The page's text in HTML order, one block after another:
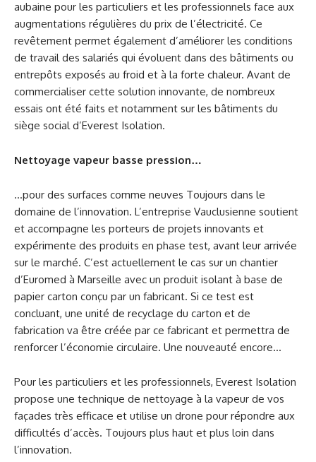
aubaine pour les particuliers et les professionnels face aux
augmentations régulières du prix de l’électricité. Ce
revêtement permet également d’améliorer les conditions
de travail des salariés qui évoluent dans des bâtiments ou
entrepôts exposés au froid et à la forte chaleur. Avant de
commercialiser cette solution innovante, de nombreux
essais ont été faits et notamment sur les bâtiments du
siège social d’Everest Isolation.
Nettoyage vapeur basse pression…
…pour des surfaces comme neuves Toujours dans le
domaine de l’innovation. L’entreprise Vauclusienne soutient
et accompagne les porteurs de projets innovants et
expérimente des produits en phase test, avant leur arrivée
sur le marché. C’est actuellement le cas sur un chantier
d’Euromed à Marseille avec un produit isolant à base de
papier carton conçu par un fabricant. Si ce test est
concluant, une unité de recyclage du carton et de
fabrication va être créée par ce fabricant et permettra de
renforcer l’économie circulaire. Une nouveauté encore…
Pour les particuliers et les professionnels, Everest Isolation
propose une technique de nettoyage à la vapeur de vos
façades très efficace et utilise un drone pour répondre aux
difficultés d’accès. Toujours plus haut et plus loin dans
l’innovation.